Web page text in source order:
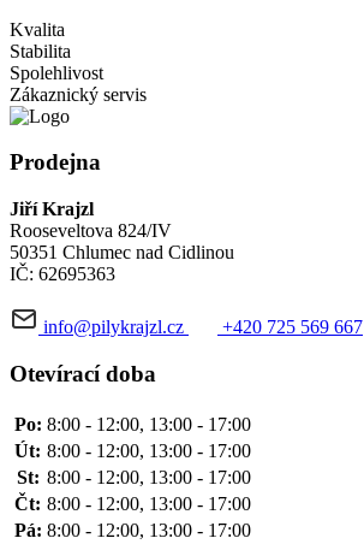
Kvalita
Stabilita
Spolehlivost
Zákaznický servis
Prodejna
Jiří Krajzl
Rooseveltova 824/IV
50351 Chlumec nad Cidlinou
IČ: 62695363
info@pilykrajzl.cz +420 725 569 667
Otevírací doba
Po: 8:00 - 12:00, 13:00 - 17:00
Út: 8:00 - 12:00, 13:00 - 17:00
St: 8:00 - 12:00, 13:00 - 17:00
Čt: 8:00 - 12:00, 13:00 - 17:00
Pá: 8:00 - 12:00, 13:00 - 17:00